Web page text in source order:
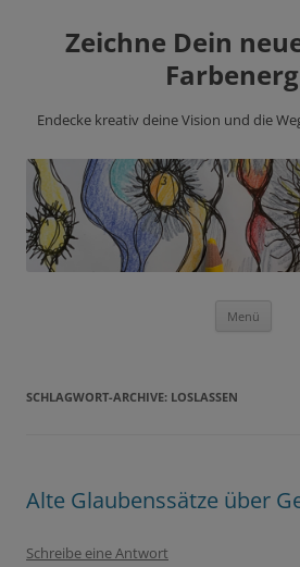
Zeichne Dein
Endecke kreativ deine Vision und die
Menü
SCHLAGWORT-ARCHIVE: LOSLASSEN
Alte Glaubenssätze über
Schreibe eine Antwort